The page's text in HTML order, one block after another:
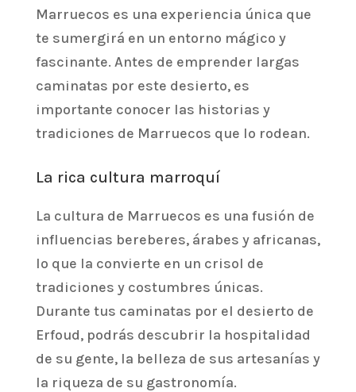
Marruecos es una experiencia única que
te sumergirá en un entorno mágico y
fascinante. Antes de emprender largas
caminatas por este desierto, es
importante conocer las historias y
tradiciones de Marruecos que lo rodean.
La rica cultura marroquí
La cultura de Marruecos es una fusión de
influencias bereberes, árabes y africanas,
lo que la convierte en un crisol de
tradiciones y costumbres únicas.
Durante tus caminatas por el desierto de
Erfoud, podrás descubrir la hospitalidad
de su gente, la belleza de sus artesanías y
la riqueza de su gastronomía.